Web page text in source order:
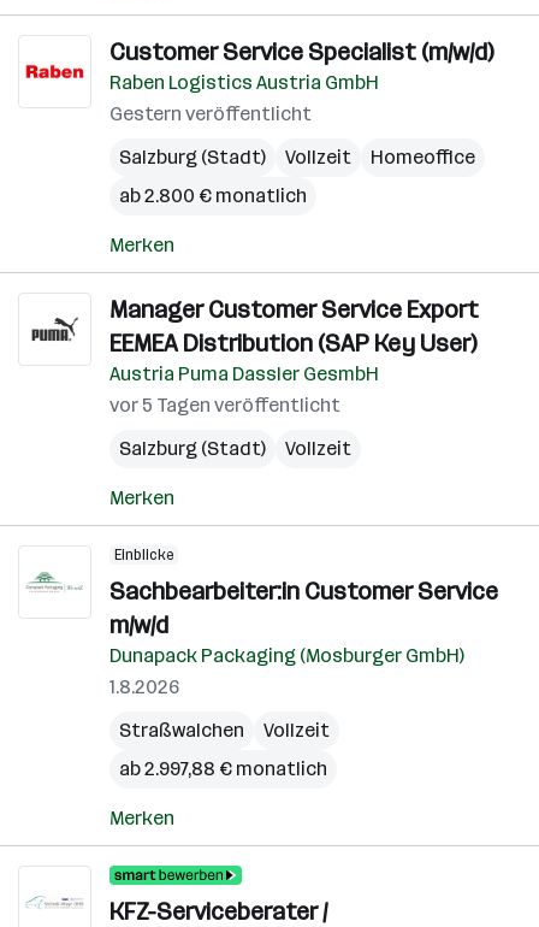
Customer Service Specialist (m/w/d)
Raben Logistics Austria GmbH
Gestern veröffentlicht
Salzburg (Stadt)
Vollzeit
Homeoffice
ab 2.800 € monatlich
Merken
Manager Customer Service Export
EEMEA Distribution (SAP Key User)
Austria Puma Dassler GesmbH
vor 5 Tagen veröffentlicht
Salzburg (Stadt)
Vollzeit
Merken
Einblicke
Sachbearbeiter:in Customer Service
m/w/d
Dunapack Packaging (Mosburger GmbH)
1.8.2026
Straßwalchen
Vollzeit
ab 2.997,88 € monatlich
Merken
KFZ-Serviceberater /